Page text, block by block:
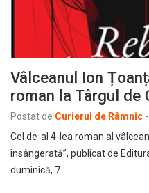
Vâlceanul Ion
roman la Târgul de
Postat de Curierul de Râmnic -
Cel de-al 4-lea roman al
însângerată”, publicat de
duminică, 7…